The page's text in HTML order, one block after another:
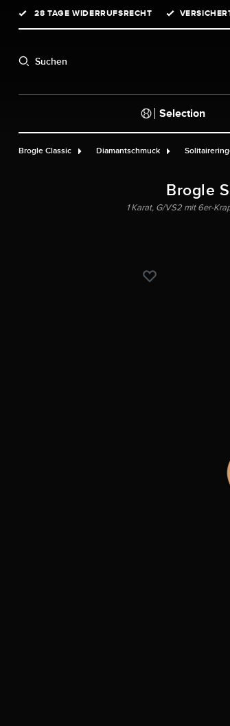
Zur Hauptnavigation springen
28 TAGE WIDERRUFSRECHT
Suchen
Selection
Brogle Classic Diamantschmuck
Brogle
1 Karat, G/VS2 mit 6er-